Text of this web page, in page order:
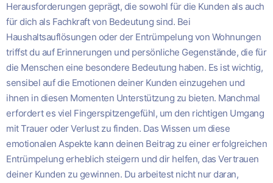
Herausforderungen geprägt, die sowohl für die Kunden als auch
für dich als Fachkraft von Bedeutung sind. Bei
Haushaltsauflösungen oder der Entrümpelung von Wohnungen
triffst du auf Erinnerungen und persönliche Gegenstände, die für
die Menschen eine besondere Bedeutung haben. Es ist wichtig,
sensibel auf die Emotionen deiner Kunden einzugehen und
ihnen in diesen Momenten Unterstützung zu bieten. Manchmal
erfordert es viel Fingerspitzengefühl, um den richtigen Umgang
mit Trauer oder Verlust zu finden. Das Wissen um diese
emotionalen Aspekte kann deinen Beitrag zu einer erfolgreichen
Entrümpelung erheblich steigern und dir helfen, das Vertrauen
deiner Kunden zu gewinnen. Du arbeitest nicht nur daran,